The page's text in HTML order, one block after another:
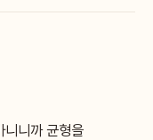
니니까 균형을